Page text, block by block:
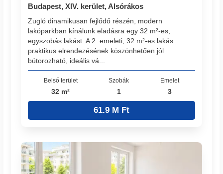
Budapest, XIV. kerület, Alsórákos
Zugló dinamikusan fejlődő részén, modern
lakóparkban kínálunk eladásra egy 32 m²-es,
egyszobás lakást. A 2. emeleti, 32 m²-es lakás
praktikus elrendezésének köszönhetően jól
bútorozható, ideális vá...
Belső terület
32 m²
Szobák
1
Emelet
3
61.9 M Ft